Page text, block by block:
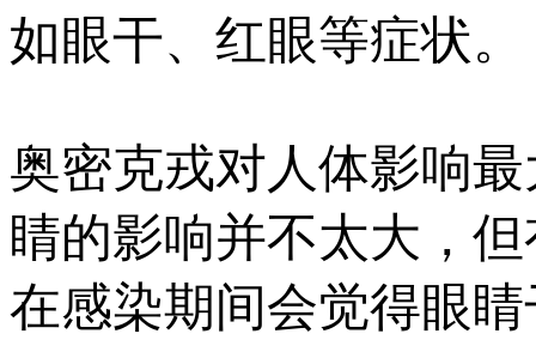
如眼干、红眼等症状。
奥密克戎对人体影响
睛的影响并不太大，
在感染期间会觉得眼